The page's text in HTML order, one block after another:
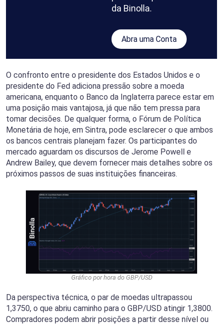
da Binolla.
Abra uma Conta
O confronto entre o presidente dos Estados Unidos e o
presidente do Fed adiciona pressão sobre a moeda
americana, enquanto o Banco da Inglaterra parece estar em
uma posição mais vantajosa, já que não tem pressa para
tomar decisões. De qualquer forma, o Fórum de Política
Monetária de hoje, em Sintra, pode esclarecer o que ambos
os bancos centrais planejam fazer. Os participantes do
mercado aguardam os discursos de Jerome Powell e
Andrew Bailey, que devem fornecer mais detalhes sobre os
próximos passos de suas instituições financeiras.
Gráfico por hora do GBP/USD
Da perspectiva técnica, o par de moedas ultrapassou
1,3750, o que abriu caminho para o GBP/USD atingir 1,3800.
Compradores podem abrir posições a partir desse nível ou